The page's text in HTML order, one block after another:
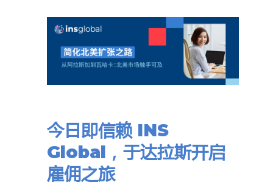
今日即信赖 INS
Global，于达拉斯开启
雇佣之旅